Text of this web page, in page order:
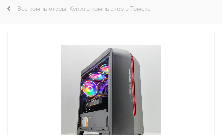
Все компьютеры. Купить компьютер в Томске